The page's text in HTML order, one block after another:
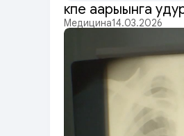
Өкпе аарыынга
Медицина14.03.2026